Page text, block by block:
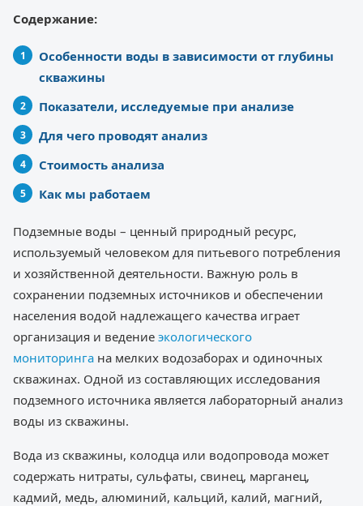
Содержание:
Особенности воды в зависимости от глубины
скважины
Показатели, исследуемые при анализе
Для чего проводят анализ
Стоимость анализа
Как мы работаем
Подземные воды – ценный природный ресурс,
используемый человеком для питьевого потребления
и хозяйственной деятельности. Важную роль в
сохранении подземных источников и обеспечении
населения водой надлежащего качества играет
организация и ведение экологического
мониторинга на мелких водозаборах и одиночных
скважинах. Одной из составляющих исследования
подземного источника является лабораторный анализ
воды из скважины.
Вода из скважины, колодца или водопровода может
содержать нитраты, сульфаты, свинец, марганец,
кадмий, медь, алюминий, кальций, калий, магний,